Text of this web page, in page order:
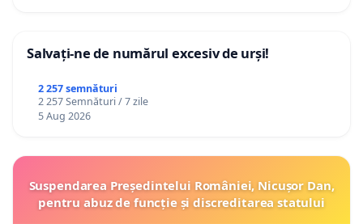
Salvați-ne de numărul excesiv de urși!
2 257 semnături
2 257 Semnături / 7 zile
5 Aug 2026
Suspendarea Președintelui României, Nicușor Dan,
pentru abuz de funcție și discreditarea statului